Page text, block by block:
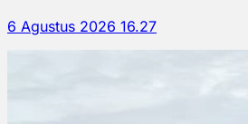
6 Agustus 2026 16.27